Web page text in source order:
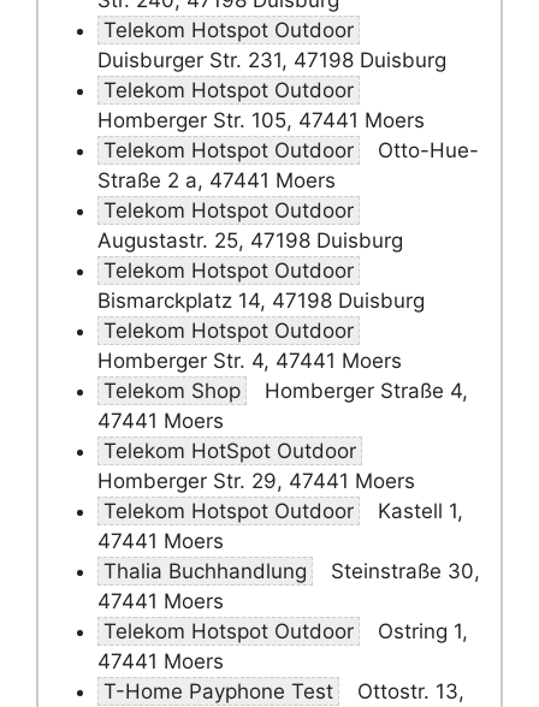
Telekom Hotspot Outdoor
Duisburger Str. 231, 47198 Duisburg
Telekom Hotspot Outdoor
Homberger Str. 105, 47441 Moers
Telekom Hotspot Outdoor
Otto-Hue-
Straße 2 a, 47441 Moers
Telekom Hotspot Outdoor
Augustastr. 25, 47198 Duisburg
Telekom Hotspot Outdoor
Bismarckplatz 14, 47198 Duisburg
Telekom Hotspot Outdoor
Homberger Str. 4, 47441 Moers
Telekom Shop
Homberger Straße 4,
47441 Moers
Telekom HotSpot Outdoor
Homberger Str. 29, 47441 Moers
Telekom Hotspot Outdoor
Kastell 1,
47441 Moers
Thalia Buchhandlung
Steinstraße 30,
47441 Moers
Telekom Hotspot Outdoor
Ostring 1,
47441 Moers
T-Home Payphone Test
Ottostr. 13,